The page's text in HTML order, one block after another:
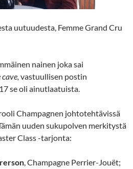
uutuudesta, Femme Grand Cru
nainen joka sai
cave, vastuullisen postin
se oli ainutlaatuista.
Champagnen johtotehtävissä
uuden sukupolven merkitystä
Class -tarjonta:
, Champagne Perrier-Jouët;